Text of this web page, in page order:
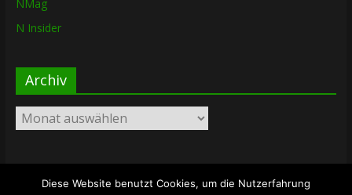
NMag
N Insider
Archiv
Archiv
Diese Website benutzt Cookies, um die Nutzerfahrung